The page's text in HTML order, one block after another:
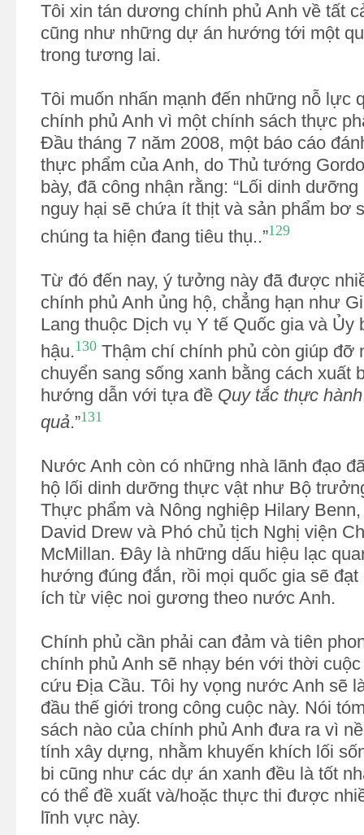
Tôi xin tán dương chính phủ Anh về tất
cũng như những dự án hướng tới một
trong tương lai.
Tôi muốn nhấn mạnh đến những nỗ lực
chính phủ Anh vì một chính sách thực
Đầu tháng 7 năm 2008, một báo cáo
thực phẩm của Anh, do Thủ tướng
bày, đã công nhận rằng: “Lối dinh
nguy hại sẽ chứa ít thịt và sản phẩm bơ
chúng ta hiện đang tiêu thụ..”129
Từ đó đến nay, ý tưởng này đã được
chính phủ Anh ủng hộ, chẳng hạn như
Lang thuộc Dịch vụ Y tế Quốc gia và Ủy
hậu.130Thậm chí chính phủ còn giúp đỡ
chuyển sang sống xanh bằng cách xuất
hướng dẫn với tựa đề Quy tắc thực
quả.”131
Nước Anh còn có những nhà lãnh đạo
hộ lối dinh dưỡng thực vật như Bộ
Thực phẩm và Nông nghiệp Hilary
David Drew và Phó chủ tịch Nghị viện
McMillan. Đây là những dấu hiệu lạc
hướng đúng đắn, rồi mọi quốc gia sẽ
ích từ việc noi gương theo nước Anh.
Chính phủ cần phải can đảm và tiên
chính phủ Anh sẽ nhạy bén với thời
cứu Địa Cầu. Tôi hy vọng nước Anh sẽ
đầu thế giới trong công cuộc này. Nói
sách nào của chính phủ Anh đưa ra vì
tính xây dựng, nhằm khuyến khích lối
bi cũng như các dự án xanh đều là tốt
có thể đề xuất và/hoặc thực thi được
lĩnh vực này.